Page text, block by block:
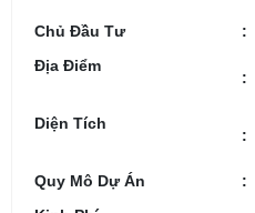
Chủ Đầu Tư
Địa Điểm
Diện Tích
Quy Mô Dự Án